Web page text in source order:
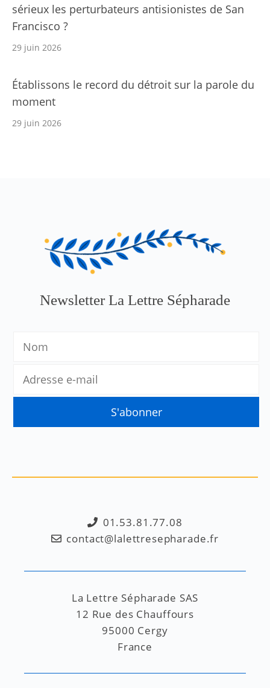
sérieux les perturbateurs antisionistes de San
Francisco ?
29 juin 2026
Établissons le record du détroit sur la parole du
moment
29 juin 2026
Newsletter La Lettre Sépharade
01.53.81.77.08
contact@lalettresepharade.fr
La Lettre Sépharade SAS
12 Rue des Chauffours
95000 Cergy
France